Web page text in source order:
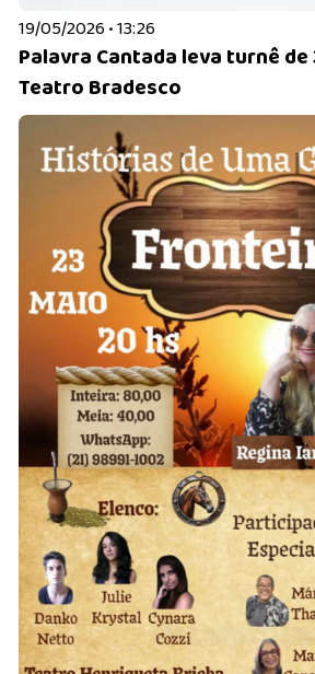
19/05/2026 • 13:26
Palavra Cantada leva turnê
Teatro Bradesco